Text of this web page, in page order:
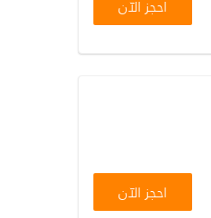
احجز الآن
احجز الآن